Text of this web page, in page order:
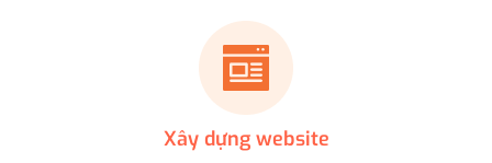
Xây dựng website